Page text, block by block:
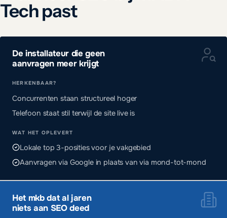
Tech past
De installateur die geen
aanvragen meer krijgt
HERKENBAAR?
Concurrenten staan structureel hoger
Telefoon staat stil terwijl de site live is
WAT HET OPLEVERT
Lokale top 3-posities voor je vakgebied
Aanvragen via Google in plaats van via mond-tot-mond
Het mkb dat al jaren
niets aan SEO deed